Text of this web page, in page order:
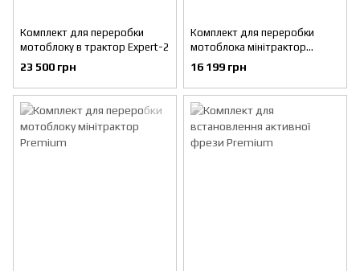
Комплект для переробки
мотоблоку в трактор Expert-2
23 500 грн
Комплект для переробки
мотоблока мінітрактор
Premium-3
16 199 грн